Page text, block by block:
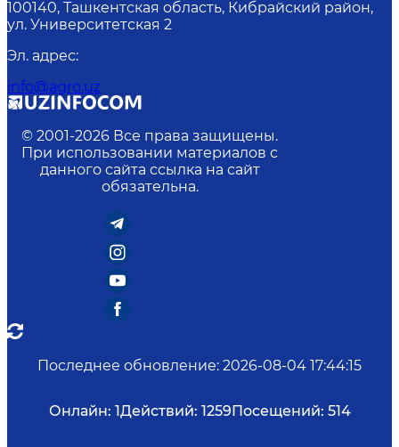
100140, Ташкентская область, Кибрайский район,
ул. Университетская 2
Эл. адрес:
info@agro.uz
© 2001-2026 Все права защищены.
При использовании материалов с
данного сайта ссылка на сайт
обязательна.
Последнее обновление: 2026-08-04 17:44:15
Онлайн: 1Действий: 1259Посещений: 514